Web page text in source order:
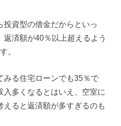
資型の借金だからといっ
済額が40％以上超えるよう
。
みる住宅ローンでも35％で
多くなるとはいえ、空室に
えると返済額が多すぎるのも